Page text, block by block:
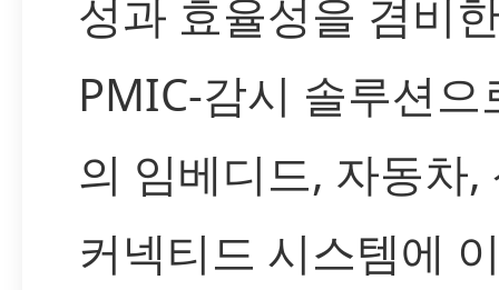
성과 효율성을 겸비
PMIC-감시 솔루션으
의 임베디드, 자동차,
커넥티드 시스템에